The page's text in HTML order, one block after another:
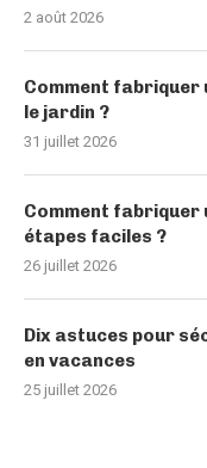
2 août 2026
Comment fabriquer
le jardin ?
31 juillet 2026
Comment fabriquer
étapes faciles ?
26 juillet 2026
Dix astuces pour
en vacances
25 juillet 2026